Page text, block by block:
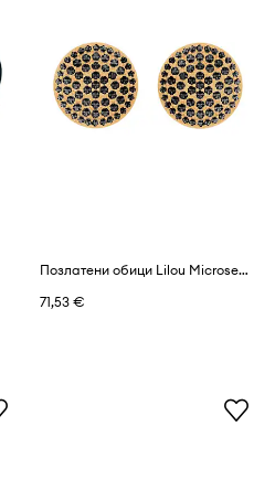
Позлатени обици Lilou Microsetting
71,53 €